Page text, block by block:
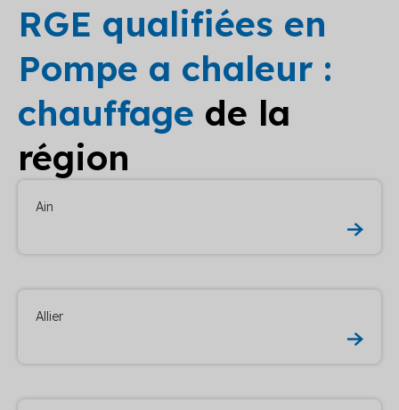
RGE qualifiées en
Pompe a chaleur :
chauffage de la
région
Ain
Allier